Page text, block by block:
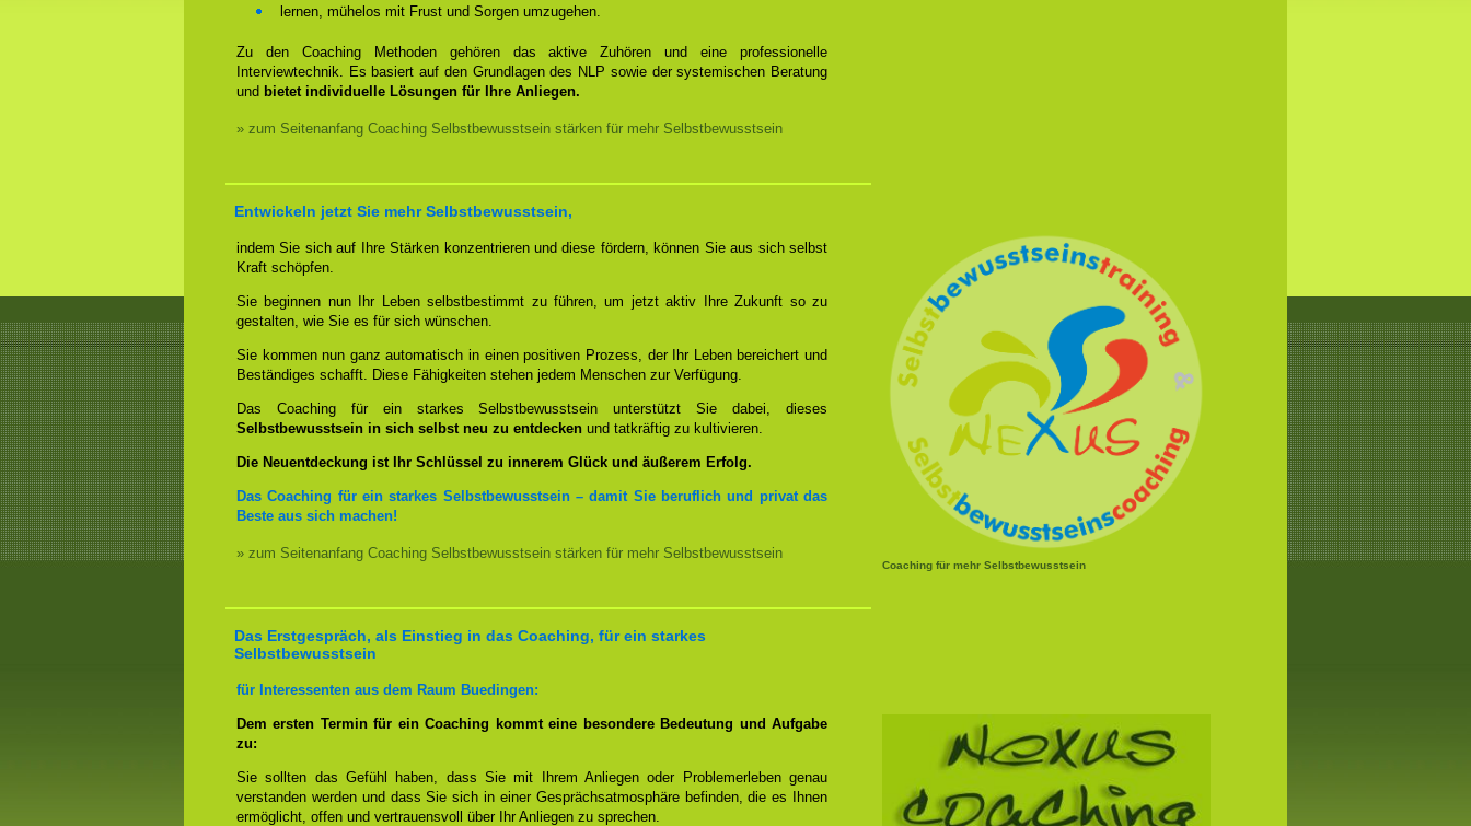
lernen, mühelos mit Frust und Sorgen umzugehen.
Zu den Coaching Methoden gehören das aktive Zuhören und eine professionelle
Interviewtechnik. Es basiert auf den Grundlagen des NLP sowie der systemischen Beratung
und bietet individuelle Lösungen für Ihre Anliegen.
» zum Seitenanfang Coaching Selbstbewusstsein stärken für mehr Selbstbewusstsein
Entwickeln jetzt Sie mehr Selbstbewusstsein,
Coaching für mehr Selbstbewusstsein
indem Sie sich auf Ihre Stärken konzentrieren und diese fördern, können Sie aus sich selbst
Kraft schöpfen.
Sie beginnen nun Ihr Leben selbstbestimmt zu führen, um jetzt aktiv Ihre Zukunft so zu
gestalten, wie Sie es für sich wünschen.
Sie kommen nun ganz automatisch in einen positiven Prozess, der Ihr Leben bereichert und
Beständiges schafft. Diese Fähigkeiten stehen jedem Menschen zur Verfügung.
Das Coaching für ein starkes Selbstbewusstsein unterstützt Sie dabei, dieses
Selbstbewusstsein in sich selbst neu zu entdecken und tatkräftig zu kultivieren.
Die Neuentdeckung ist Ihr Schlüssel zu innerem Glück und äußerem Erfolg.
Das Coaching für ein starkes Selbstbewusstsein – damit Sie beruflich und privat das
Beste aus sich machen!
» zum Seitenanfang Coaching Selbstbewusstsein stärken für mehr Selbstbewusstsein
Das Erstgespräch, als Einstieg in das Coaching, für ein starkes
Selbstbewusstsein
für Interessenten aus dem Raum Buedingen:
Dem ersten Termin für ein Coaching kommt eine besondere Bedeutung und Aufgabe
zu:
Sie sollten das Gefühl haben, dass Sie mit Ihrem Anliegen oder Problemerleben genau
verstanden werden und dass Sie sich in einer Gesprächsatmosphäre befinden, die es Ihnen
ermöglicht, offen und vertrauensvoll über Ihr Anliegen zu sprechen.